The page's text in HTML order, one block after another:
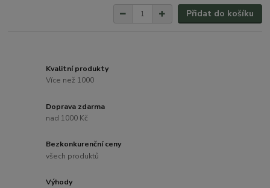
Přidat do košíku
Kvalitní produkty
Více než 1000
Doprava zdarma
nad 1000 Kč
Bezkonkurenční ceny
všech produktů
Výhody